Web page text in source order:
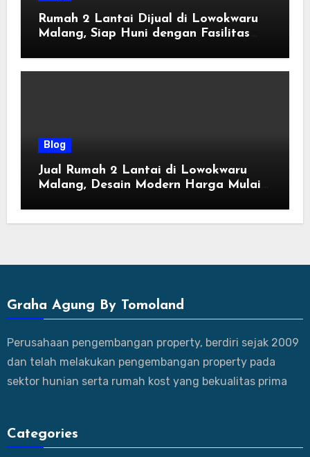
Rumah 2 Lantai Dijual di Lowokwaru
Malang, Siap Huni dengan Fasilitas
Blog
Jual Rumah 2 Lantai di Lowokwaru
Malang, Desain Modern Harga Mulai
Graha Agung By Tomoland
Perusahaan pengembangan property, berdiri sejak 2009
dan telah melakukan pengembangan property pada
sektor hunian serta rumah kost yang bekualitas prima
Categories